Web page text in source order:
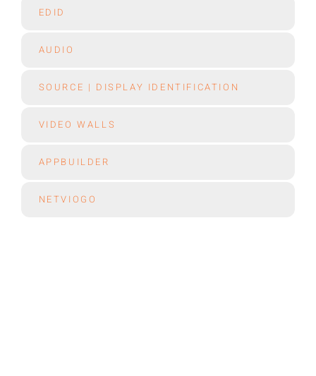
EDID
AUDIO
SOURCE | DISPLAY IDENTIFICATION
VIDEO WALLS
APPBUILDER
NETVIOGO